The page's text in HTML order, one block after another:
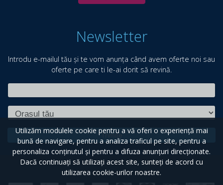
Newsletter
Introdu e-mailul tău și te vom anunța când avem oferte noi sau
oferte pe care ti le-ai dorit să revină.
Trimite
Utilizăm modulele cookie pentru a vă oferi o experiență mai
bună de navigare, pentru a analiza traficul pe site, pentru a
personaliza conținutul și pentru a difuza anunțuri direcționate.
Dacă continuați să utilizați acest site, sunteți de acord cu
utilizarea cookie-urilor noastre.